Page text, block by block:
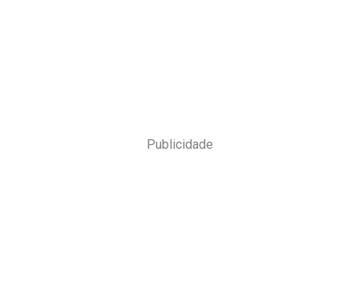
Publicidade